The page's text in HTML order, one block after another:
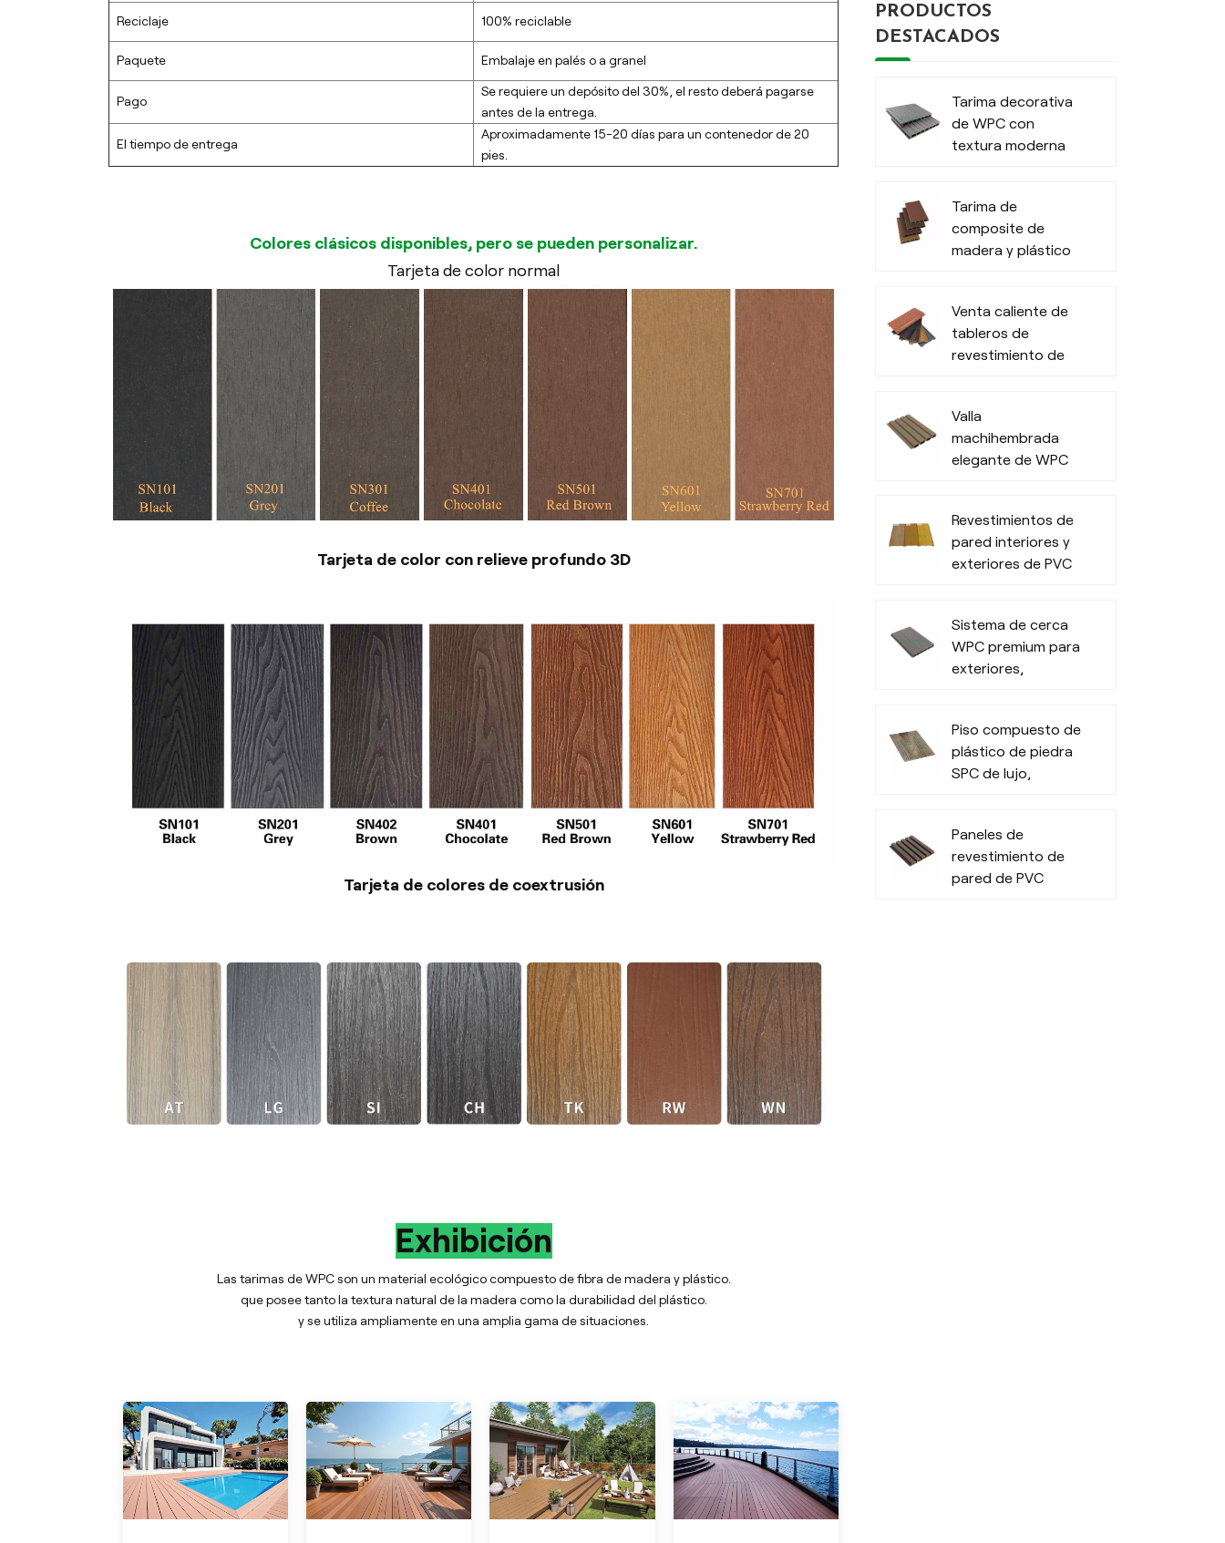
Reciclaje 100% reciclable
Paquete Embalaje en palés o a granel
Pago
Se requiere un depósito del 30%, el resto deberá pagarse
antes de la entrega.
El tiempo de entrega
Aproximadamente 15-20 días para un contenedor de 20
pies.
Colores clásicos disponibles, pero se pueden personalizar.
Tarjeta de color normal
Tarjeta de color con relieve profundo 3D
Tarjeta de colores de coextrusión
Exhibición
Las tarimas de WPC son un material ecológico compuesto de fibra de madera y plástico.
que posee tanto la textura natural de la madera como la durabilidad del plástico.
y se utiliza ampliamente en una amplia gama de situaciones.
PRODUCTOS
DESTACADOS
Tarima decorativa
de WPC con
textura moderna
Tarima de
composite de
madera y plástico
lijado.
Venta caliente de
tableros de
revestimiento de
oficinas
Valla
machihembrada
elegante de WPC
Revestimientos de
pared interiores y
exteriores de PVC
Sistema de cerca
WPC premium para
exteriores,
tipo de clima
Piso compuesto de
plástico de piedra
SPC de lujo,
Paneles de
revestimiento de
pared de PVC